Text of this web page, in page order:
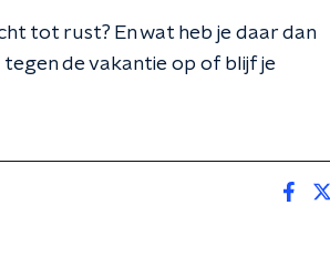
tot rust? En wat heb je daar dan
tegen de vakantie op of blijf je